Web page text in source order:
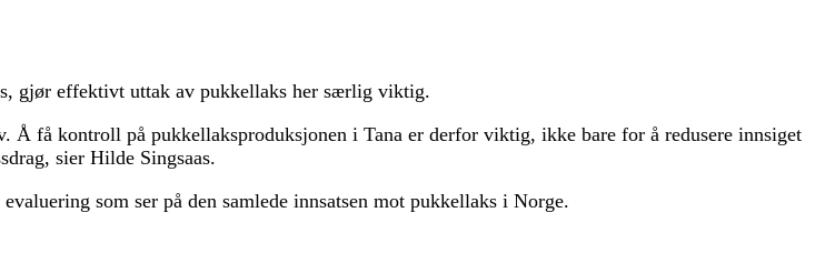
gjør effektivt uttak av pukkellaks her særlig viktig.
få kontroll på pukkellaksproduksjonen i Tana er derfor viktig, ikke bare for å redusere innsiget
sier Hilde Singsaas.
som ser på den samlede innsatsen mot pukkellaks i Norge.